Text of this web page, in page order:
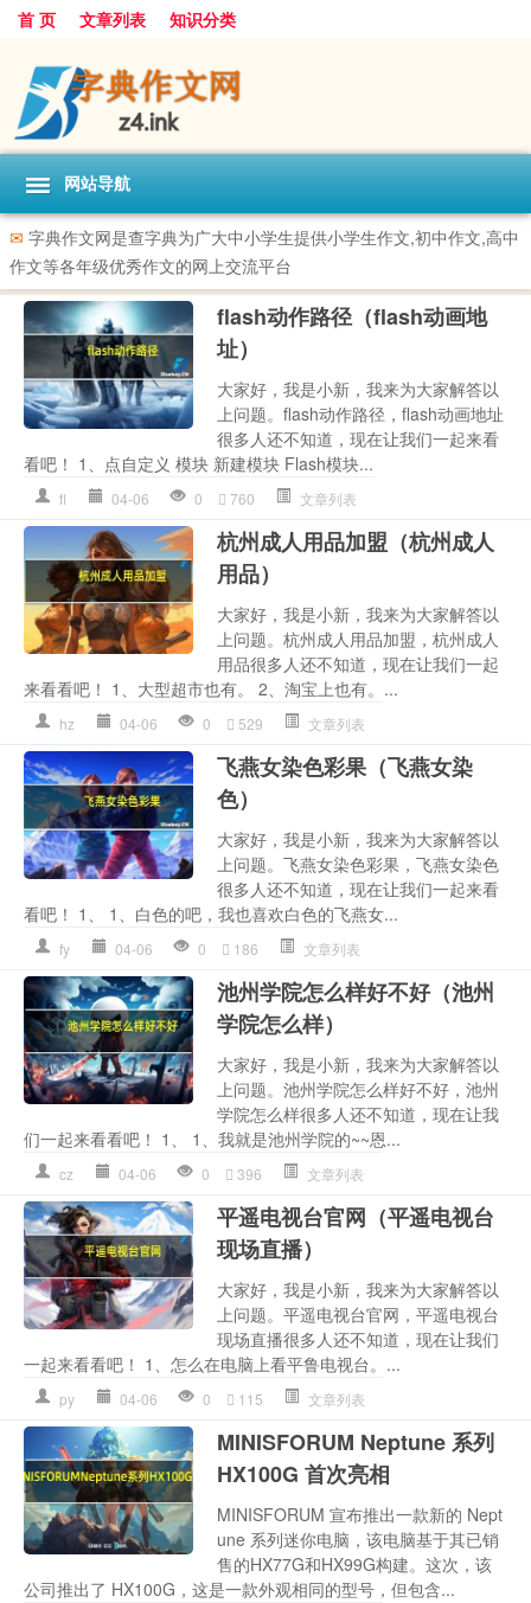
首 页 文章列表 知识分类
网站导航
✉ 字典作文网是查字典为广大中小学生提供小学生作文,初中作文,高中
作文等各年级优秀作文的网上交流平台
flash动作路径（flash动画地
址）
大家好，我是小新，我来为大家解答以
上问题。flash动作路径，flash动画地址
很多人还不知道，现在让我们一起来看
看吧！ 1、点自定义 模块 新建模块 Flash模块...
fl 04-06 0 760 文章列表
杭州成人用品加盟（杭州成人
用品）
大家好，我是小新，我来为大家解答以
上问题。杭州成人用品加盟，杭州成人
用品很多人还不知道，现在让我们一起
来看看吧！ 1、大型超市也有。 2、淘宝上也有。...
hz 04-06 0 529 文章列表
飞燕女染色彩果（飞燕女染
色）
大家好，我是小新，我来为大家解答以
上问题。飞燕女染色彩果，飞燕女染色
很多人还不知道，现在让我们一起来看
看吧！ 1、 1、白色的吧，我也喜欢白色的飞燕女...
fy 04-06 0 186 文章列表
池州学院怎么样好不好（池州
学院怎么样）
大家好，我是小新，我来为大家解答以
上问题。池州学院怎么样好不好，池州
学院怎么样很多人还不知道，现在让我
们一起来看看吧！ 1、 1、我就是池州学院的~~恩...
cz 04-06 0 396 文章列表
平遥电视台官网（平遥电视台
现场直播）
大家好，我是小新，我来为大家解答以
上问题。平遥电视台官网，平遥电视台
现场直播很多人还不知道，现在让我们
一起来看看吧！ 1、怎么在电脑上看平鲁电视台。...
py 04-06 0 115 文章列表
MINISFORUM Neptune 系列
HX100G 首次亮相
MINISFORUM 宣布推出一款新的 Nept
une 系列迷你电脑，该电脑基于其已销
售的HX77G和HX99G构建。这次，该
公司推出了 HX100G，这是一款外观相同的型号，但包含...